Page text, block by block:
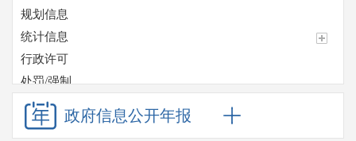
规划信息
统计信息
行政许可
处罚/强制
预算/决算
其他对外管理服务信息
政府信息公开年报